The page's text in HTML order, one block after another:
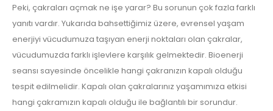
Peki, çakraları açmak ne işe yarar? Bu sorunun çok fazla farklı
yanıtı vardır. Yukarıda bahsettiğimiz üzere, evrensel yaşam
enerjiyi vücudumuza taşıyan enerji noktaları olan çakralar,
vücudumuzda farklı işlevlere karşılık gelmektedir. Bioenerji
seansı sayesinde öncelikle hangi çakranızın kapalı olduğu
tespit edilmelidir. Kapalı olan çakralarınız yaşamımıza etkisi
hangi çakramızın kapalı olduğu ile bağlantılı bir sorundur.